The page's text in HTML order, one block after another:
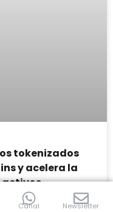
Canal Newsletter
tokenizados
y acelera la